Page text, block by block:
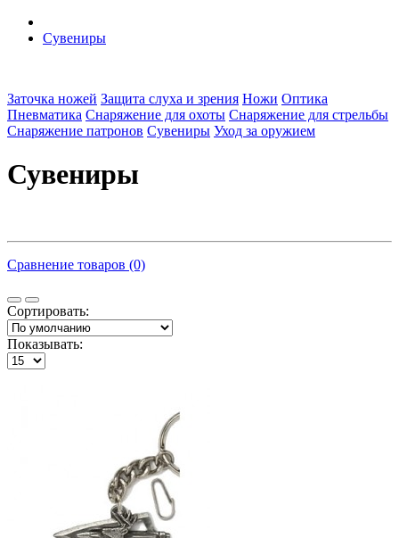
Сувениры
Заточка ножей Защита слуха и зрения Ножи Оптика
Пневматика Снаряжение для охоты Снаряжение для стрельбы
Снаряжение патронов Сувениры Уход за оружием
Сувениры
Сравнение товаров (0)
Сортировать:
Показывать: